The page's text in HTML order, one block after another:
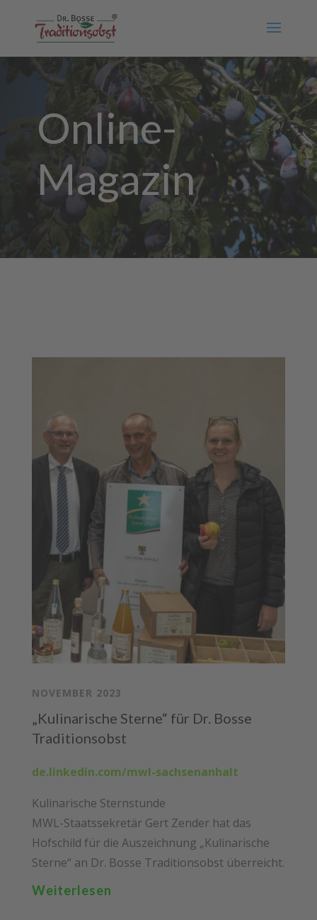
Online-
Magazin
NOVEMBER 2023
„Kulinarische Sterne“ für Dr. Bosse
Traditionsobst
de.linkedin.com/mwl-sachsenanhalt
Kulinarische Sternstunde
MWL-Staatssekretär Gert Zender hat das
Hofschild für die Auszeichnung „Kulinarische
Sterne“ an Dr. Bosse Traditionsobst überreicht.
Weiterlesen